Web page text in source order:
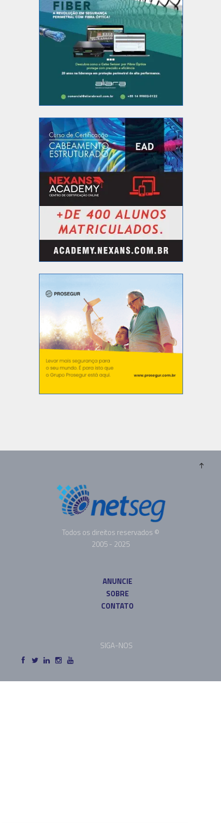
Todos os direitos reservados ©
2005 - 2025
ANUNCIE
SOBRE
CONTATO
SIGA-NOS